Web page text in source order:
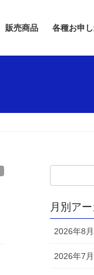
販売商品 各種お申
月別ア
2026年8月
2026年7月